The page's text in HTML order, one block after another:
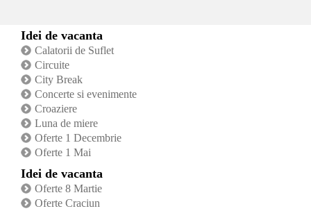
Idei de vacanta
Calatorii de Suflet
Circuite
City Break
Concerte si evenimente
Croaziere
Luna de miere
Oferte 1 Decembrie
Oferte 1 Mai
Idei de vacanta
Oferte 8 Martie
Oferte Craciun